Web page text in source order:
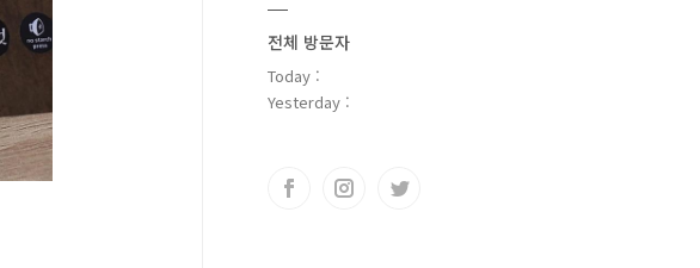
전체 방문자
Today :
Yesterday :